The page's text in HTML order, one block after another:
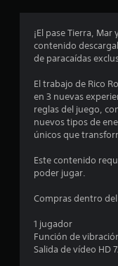
¡El pase Tierra,
contenido
de paracaídas
El trabajo de Rico
en 3 nuevas
reglas del juego,
nuevos tipos de
únicos que
Este contenido
poder jugar.
Compras dentro
1 jugador
Función de
Salida de vídeo HD